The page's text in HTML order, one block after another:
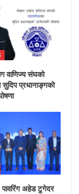
वाणिज्य संघको
सुदिप प्रधानाङ्गको
पावरिंग अहेड टुगेदर